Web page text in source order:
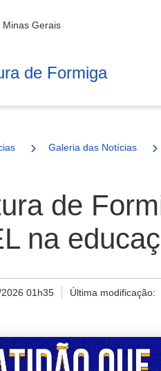
Minas Gerais
de Formiga
Galeria das Notícias
de
na
01h35 Última modificação: